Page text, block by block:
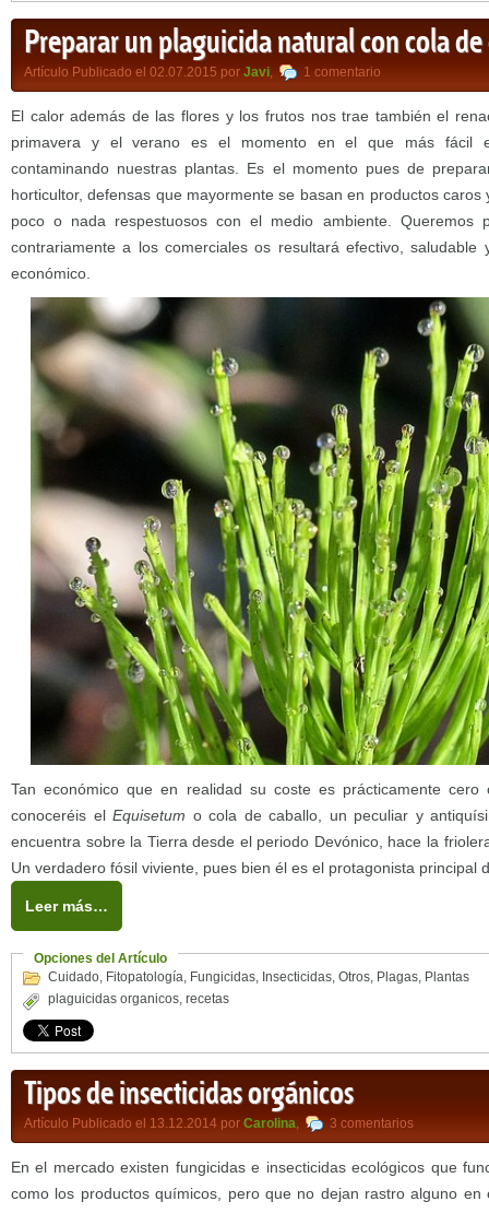
Preparar un plaguicida natural con cola
Artículo Publicado el 02.07.2015 por Javi, 1 comentario
El calor además de las flores y los frutos nos trae también el
primavera y el verano es el momento en el que más fácil
contaminando nuestras plantas. Es el momento pues de
horticultor, defensas que mayormente se basan en productos
poco o nada respestuosos con el medio ambiente. Queremos
contrariamente a los comerciales os resultará efectivo, saludable
económico.
Tan económico que en realidad su coste es prácticamente
conoceréis elEquisetum o cola de caballo, un peculiar y
encuentra sobre la Tierra desde el periodo Devónico, hace la
Un verdadero fósil viviente, pues bien él es el protagonista principal
Leer más…
Opciones del Artículo
Cuidado, Fitopatología, Fungicidas, Insecticidas, Otros, Plagas, Plantas
plaguicidas organicos, recetas
Tipos de insecticidas orgánicos
Artículo Publicado el 13.12.2014 por Carolina, 3 comentarios
En el mercado existen fungicidas e insecticidas ecológicos que
como los productos químicos, pero que no dejan rastro alguno